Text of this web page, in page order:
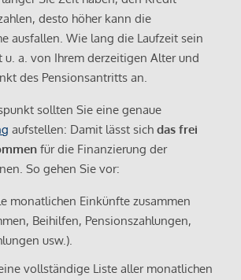
desto höher kann die
ausfallen. Wie lang die Laufzeit sein
u. a. von Ihrem derzeitigen Alter und
des Pensionsantritts an.
sollten Sie eine genaue
aufstellen: Damit lässt sich das frei
für die Finanzierung der
So gehen Sie vor:
monatlichen Einkünfte zusammen
Beihilfen, Pensionszahlungen,
usw.).
vollständige Liste aller monatlichen